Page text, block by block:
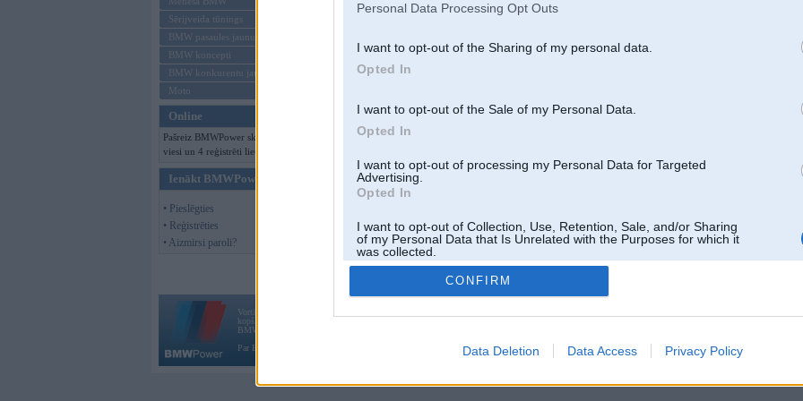
Personal Data Processing Opt Outs
I want to opt-out of the Sharing of my personal data.
Opted In
I want to opt-out of the Sale of my Personal Data.
Opted In
I want to opt-out of processing my Personal Data for Targeted
Advertising.
Opted In
I want to opt-out of Collection, Use, Retention, Sale, and/or Sharing
of my Personal Data that Is Unrelated with the Purposes for which it
was collected.
Opted Out
CONFIRM
Data Deletion Data Access Privacy Policy
Sērijveida tūnings
BMW pasaules jaunumi
BMW koncepti
BMW konkurentu jaunumi
Moto
Online
Pašreiz BMWPower skatās 195
viesi un 4 reģistrēti lietotāji.
Ienākt BMWPower
• Pieslēgties
• Reģistrēties
• Aizmirsi paroli?
Vortāls BMWPower.lv darbojas
kopš 2002. gada 14. maija. Tas nav auto klubs un nav saistīts ar
BMW AG.
Par BMWPower